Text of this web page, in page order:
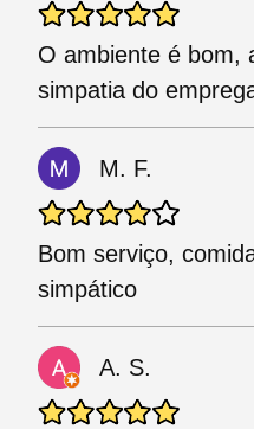
O ambiente é bom,
simpatia do
M. F.
Bom serviço,
simpático
A. S.